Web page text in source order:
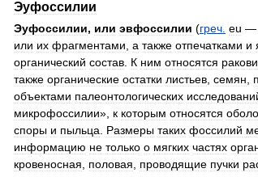
Эуфоссилии
Эуфоссилии, или эвфоссилии (греч еu —
или их фрагментами а также отпечатками и
органический состав К ним относятся
также органические остатки листьев семян
объектами палеонтологических
микрофоссилии», к которым относятся
споры и пыльца Размеры таких фоссилий
информацию не только о мягких частях
кровеносная
половая проводящие пучки